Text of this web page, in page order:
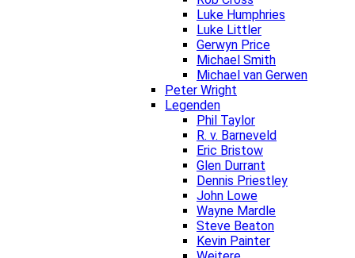
Luke Humphries
Luke Littler
Gerwyn Price
Michael Smith
Michael van Gerwen
Peter Wright
Legenden
Phil Taylor
R. v. Barneveld
Eric Bristow
Glen Durrant
Dennis Priestley
John Lowe
Wayne Mardle
Steve Beaton
Kevin Painter